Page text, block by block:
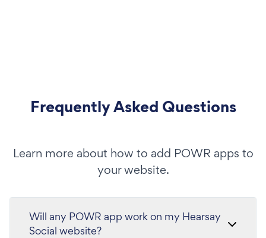
Frequently Asked Questions
Learn more about how to add POWR apps to
your website.
Will any POWR app work on my Hearsay
Social website?